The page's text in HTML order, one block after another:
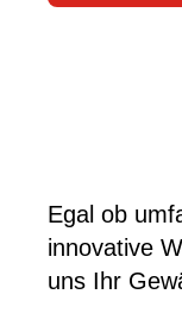
Egal ob
innovative
uns Ihr